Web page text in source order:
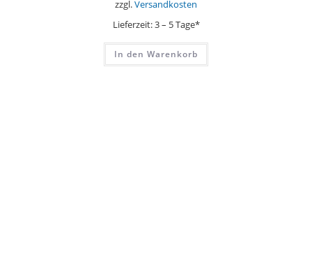
zzgl.Versandkosten
Lieferzeit:3 – 5 Tage*
In den Warenkorb